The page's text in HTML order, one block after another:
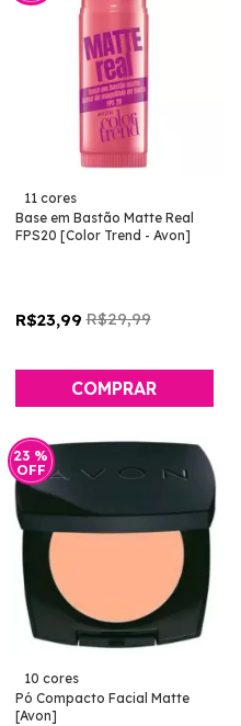
11 cores
Base em Bastão Matte Real
FPS20 [Color Trend - Avon]
R$23,99 R$29,99
COMPRAR
23 %
OFF
10 cores
Pó Compacto Facial Matte
[Avon]